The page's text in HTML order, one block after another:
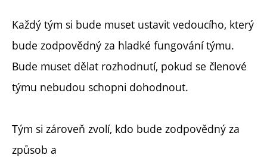
Každý tým si bude muset ustavit vedoucího, který
bude zodpovědný za hladké fungování týmu.
Bude muset dělat rozhodnutí, pokud se členové
týmu nebudou schopni dohodnout.
Tým si zároveň zvolí, kdo bude zodpovědný za
způsob a